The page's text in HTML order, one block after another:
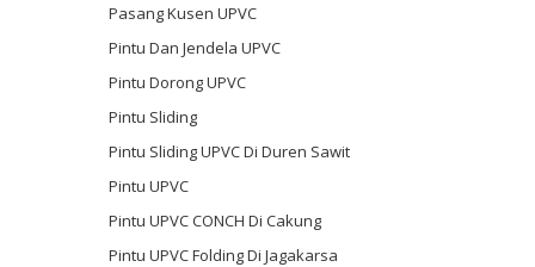
Pasang Kusen UPVC
Pintu Dan Jendela UPVC
Pintu Dorong UPVC
Pintu Sliding
Pintu Sliding UPVC Di Duren Sawit
Pintu UPVC
Pintu UPVC CONCH Di Cakung
Pintu UPVC Folding Di Jagakarsa